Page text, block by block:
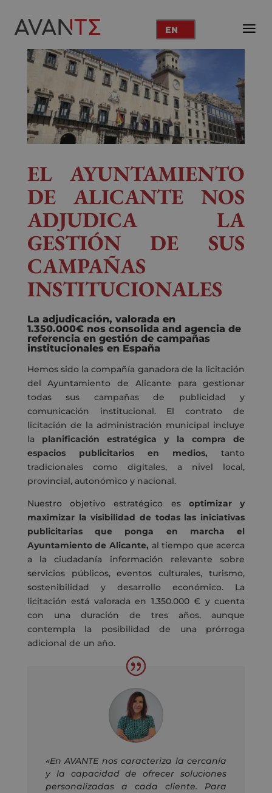
EN
EL AYUNTAMIENTO
DE ALICANTE NOS
ADJUDICA LA
GESTIÓN DE SUS
CAMPAÑAS
INSTITUCIONALES
La adjudicación, valorada en
1.350.000€nos consolida and agencia de
referencia en gestión de campañas
institucionales en España
Hemos sido la compañía ganadora de la licitación
del Ayuntamiento de Alicante para gestionar
todas sus campañas de publicidad y
comunicación institucional. El contrato de
licitación de la administración municipal incluye
la planificación estratégica y la compra de
espacios publicitarios en medios, tanto
tradicionales como digitales, a nivel local,
provincial, autonómico y nacional.
Nuestro objetivo estratégico es optimizar y
maximizar la visibilidad de todas las iniciativas
publicitarias que ponga en marcha el
Ayuntamiento de Alicante, al tiempo que acerca
a la ciudadanía información relevante sobre
servicios públicos, eventos culturales, turismo,
sostenibilidad y desarrollo económico. La
licitación está valorada en 1.350.000 € y cuenta
con una duración de tres años, aunque
contempla la posibilidad de una prórroga
adicional de un año.
«En AVANTE nos caracteriza la cercanía
y la capacidad de ofrecer soluciones
personalizadas a cada cliente. Para